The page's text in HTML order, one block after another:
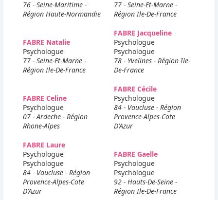
76 - Seine-Maritime -
Région Haute-Normandie
77 - Seine-Et-Marne -
Région Ile-De-France
FABRE Natalie
Psychologue
77 - Seine-Et-Marne -
Région Ile-De-France
FABRE Jacqueline
Psychologue
Psychologue
78 - Yvelines - Région Ile-
De-France
FABRE Celine
Psychologue
07 - Ardeche - Région
Rhone-Alpes
FABRE Cécile
Psychologue
84 - Vaucluse - Région
Provence-Alpes-Cote
D'Azur
FABRE Laure
Psychologue
Psychologue
84 - Vaucluse - Région
Provence-Alpes-Cote
D'Azur
FABRE Gaelle
Psychologue
Psychologue
92 - Hauts-De-Seine -
Région Ile-De-France